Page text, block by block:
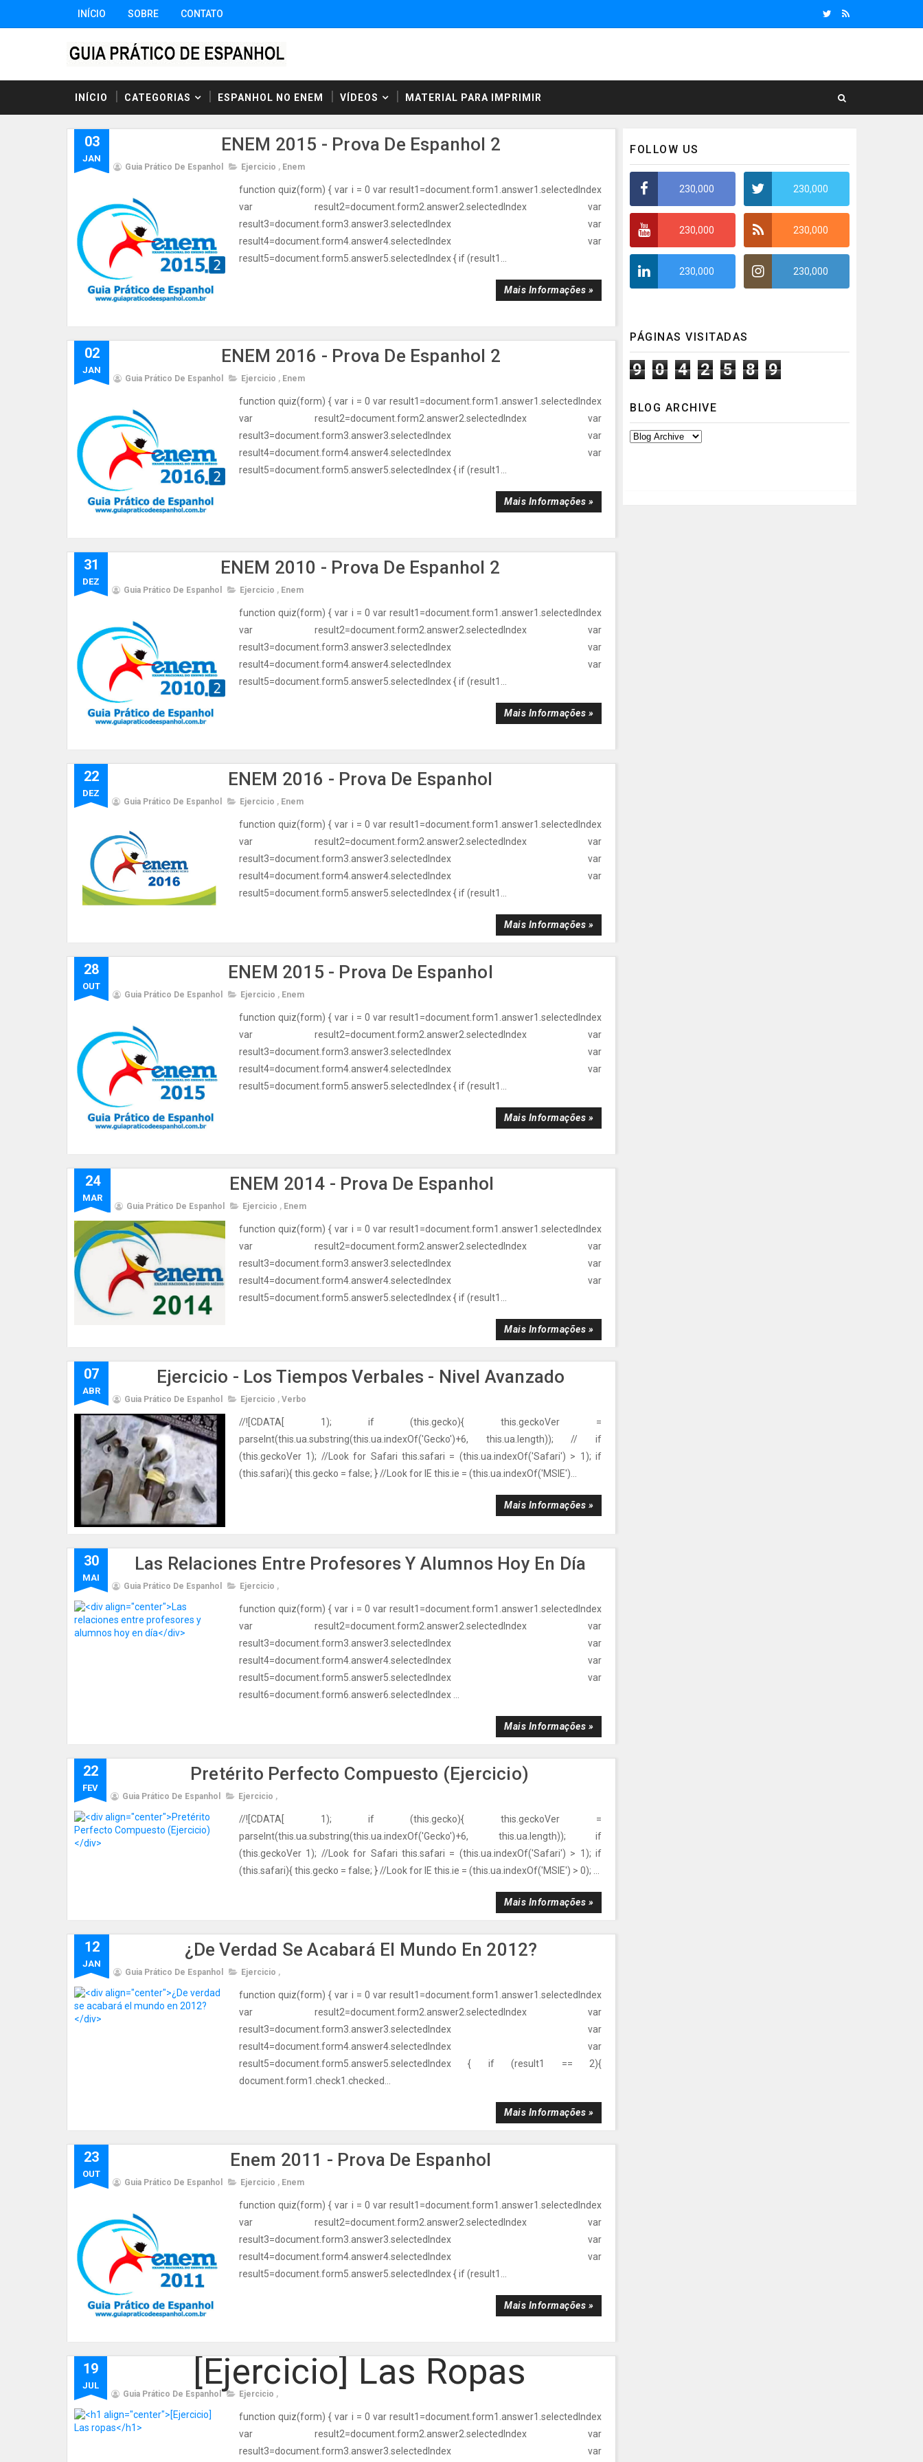
INÍCIO SOBRE CONTATO
INÍCIO CATEGORIAS ESPANHOL NO ENEM VÍDEOS MATERIAL PARA IMPRIMIR
03
JAN
ENEM 2015 - Prova De Espanhol 2
Guia Prático De Espanhol Ejercicio , Enem
function quiz(form) { var i = 0 var result1=document.form1.answer1.selectedIndex
var result2=document.form2.answer2.selectedIndex var
result3=document.form3.answer3.selectedIndex var
result4=document.form4.answer4.selectedIndex var
result5=document.form5.answer5.selectedIndex { if (result1...
Mais Informações »
02
JAN
ENEM 2016 - Prova De Espanhol 2
Guia Prático De Espanhol Ejercicio , Enem
function quiz(form) { var i = 0 var result1=document.form1.answer1.selectedIndex
var result2=document.form2.answer2.selectedIndex var
result3=document.form3.answer3.selectedIndex var
result4=document.form4.answer4.selectedIndex var
result5=document.form5.answer5.selectedIndex { if (result1...
Mais Informações »
31
DEZ
ENEM 2010 - Prova De Espanhol 2
Guia Prático De Espanhol Ejercicio , Enem
function quiz(form) { var i = 0 var result1=document.form1.answer1.selectedIndex
var result2=document.form2.answer2.selectedIndex var
result3=document.form3.answer3.selectedIndex var
result4=document.form4.answer4.selectedIndex var
result5=document.form5.answer5.selectedIndex { if (result1...
Mais Informações »
22
DEZ
ENEM 2016 - Prova De Espanhol
Guia Prático De Espanhol Ejercicio , Enem
function quiz(form) { var i = 0 var result1=document.form1.answer1.selectedIndex
var result2=document.form2.answer2.selectedIndex var
result3=document.form3.answer3.selectedIndex var
result4=document.form4.answer4.selectedIndex var
result5=document.form5.answer5.selectedIndex { if (result1...
Mais Informações »
28
OUT
ENEM 2015 - Prova De Espanhol
Guia Prático De Espanhol Ejercicio , Enem
function quiz(form) { var i = 0 var result1=document.form1.answer1.selectedIndex
var result2=document.form2.answer2.selectedIndex var
result3=document.form3.answer3.selectedIndex var
result4=document.form4.answer4.selectedIndex var
result5=document.form5.answer5.selectedIndex { if (result1...
Mais Informações »
24
MAR
ENEM 2014 - Prova De Espanhol
Guia Prático De Espanhol Ejercicio , Enem
function quiz(form) { var i = 0 var result1=document.form1.answer1.selectedIndex
var result2=document.form2.answer2.selectedIndex var
result3=document.form3.answer3.selectedIndex var
result4=document.form4.answer4.selectedIndex var
result5=document.form5.answer5.selectedIndex { if (result1...
Mais Informações »
07
ABR
Ejercicio - Los Tiempos Verbales - Nivel Avanzado
Guia Prático De Espanhol Ejercicio , Verbo
//![CDATA[ 1); if (this.gecko){ this.geckoVer =
parseInt(this.ua.substring(this.ua.indexOf('Gecko')+6, this.ua.length)); // if
(this.geckoVer 1); //Look for Safari this.safari = (this.ua.indexOf('Safari') > 1); if
(this.safari){ this.gecko = false; } //Look for IE this.ie = (this.ua.indexOf('MSIE')...
Mais Informações »
30
MAI
Las Relaciones Entre Profesores Y Alumnos Hoy En Día
Guia Prático De Espanhol Ejercicio ,
function quiz(form) { var i = 0 var result1=document.form1.answer1.selectedIndex
var result2=document.form2.answer2.selectedIndex var
result3=document.form3.answer3.selectedIndex var
result4=document.form4.answer4.selectedIndex var
result5=document.form5.answer5.selectedIndex var
result6=document.form6.answer6.selectedIndex ...
Mais Informações »
22
FEV
Pretérito Perfecto Compuesto (Ejercicio)
Guia Prático De Espanhol Ejercicio ,
//![CDATA[ 1); if (this.gecko){ this.geckoVer =
parseInt(this.ua.substring(this.ua.indexOf('Gecko')+6, this.ua.length)); if
(this.geckoVer 1); //Look for Safari this.safari = (this.ua.indexOf('Safari') > 1); if
(this.safari){ this.gecko = false; } //Look for IE this.ie = (this.ua.indexOf('MSIE') > 0); ...
Mais Informações »
12
JAN
¿De Verdad Se Acabará El Mundo En 2012?
Guia Prático De Espanhol Ejercicio ,
function quiz(form) { var i = 0 var result1=document.form1.answer1.selectedIndex
var result2=document.form2.answer2.selectedIndex var
result3=document.form3.answer3.selectedIndex var
result4=document.form4.answer4.selectedIndex var
result5=document.form5.answer5.selectedIndex { if (result1 == 2){
document.form1.check1.checked...
Mais Informações »
23
OUT
Enem 2011 - Prova De Espanhol
Guia Prático De Espanhol Ejercicio , Enem
function quiz(form) { var i = 0 var result1=document.form1.answer1.selectedIndex
var result2=document.form2.answer2.selectedIndex var
result3=document.form3.answer3.selectedIndex var
result4=document.form4.answer4.selectedIndex var
result5=document.form5.answer5.selectedIndex { if (result1...
Mais Informações »
19
JUL [Ejercicio] Las Ropas
Guia Prático De Espanhol Ejercicio ,
function quiz(form) { var i = 0 var result1=document.form1.answer1.selectedIndex
var result2=document.form2.answer2.selectedIndex var
result3=document.form3.answer3.selectedIndex var
FOLLOW US
230,000 230,000
230,000 230,000
230,000 230,000
PÁGINAS VISITADAS
9 0 4 2 5 8 9
BLOG ARCHIVE